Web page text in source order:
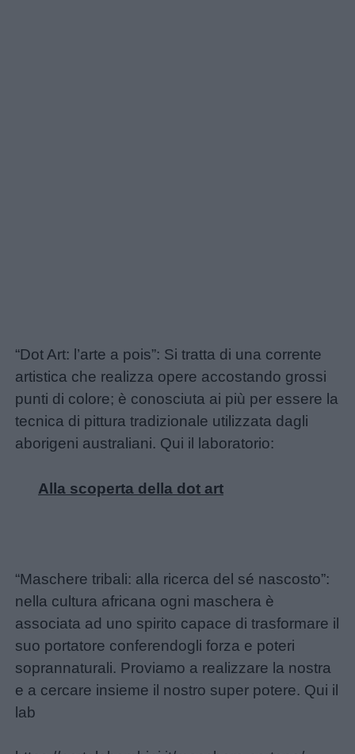
“Dot Art: l’arte a pois”: Si tratta di una corrente
artistica che realizza opere accostando grossi
punti di colore; è conosciuta ai più per essere la
tecnica di pittura tradizionale utilizzata dagli
aborigeni australiani. Qui il laboratorio:
Alla scoperta della dot art
“Maschere tribali: alla ricerca del sé nascosto”:
nella cultura africana ogni maschera è
associata ad uno spirito capace di trasformare il
suo portatore conferendogli forza e poteri
soprannaturali. Proviamo a realizzare la nostra
e a cercare insieme il nostro super potere. Qui il
lab